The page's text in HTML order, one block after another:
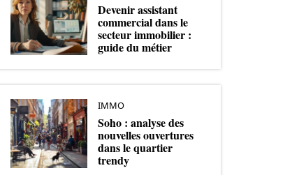
Devenir assistant
commercial dans le
secteur immobilier :
guide du métier
IMMO
Soho : analyse des
nouvelles ouvertures
dans le quartier
trendy